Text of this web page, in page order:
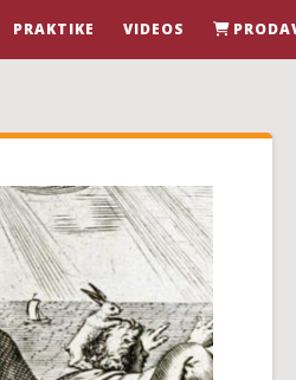
PRAKTIKE VIDEOS